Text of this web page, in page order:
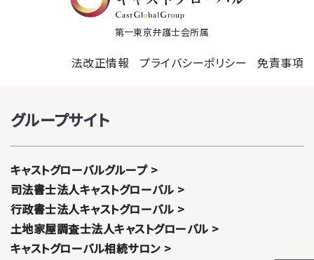
第一東京弁護士会所属
法改正情報 プライバシーポリシー 免責事項
グループサイト
キャストグローバルグループ
司法書士法人キャストグローバル
行政書士法人キャストグローバル
土地家屋調査士法人キャストグローバル
キャストグローバル相続サロン